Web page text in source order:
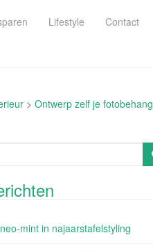
Lifestyle Contact
> Ontwerp zelf je fotobehang
mint in najaarstafelstyling